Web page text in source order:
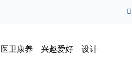
医卫康养 兴趣爱好 设计